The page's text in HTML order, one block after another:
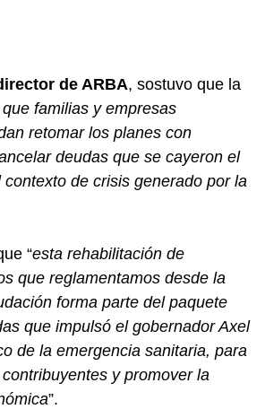
de ARBA, sostuvo que la
familias y empresas
retomar los planes con
deudas que se cayeron el
de crisis generado por la
“esta rehabilitación de
que reglamentamos desde la
forma parte del paquete
que impulsó el gobernador Axel
de la emergencia sanitaria, para
y promover la
”.